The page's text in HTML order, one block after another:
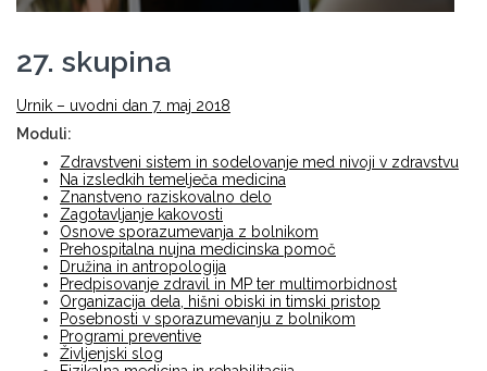
27. skupina
Urnik – uvodni dan 7. maj 2018
Moduli:
Zdravstveni sistem in sodelovanje med nivoji v zdravstvu
Na izsledkih temelječa medicina
Znanstveno raziskovalno delo
Zagotavljanje kakovosti
Osnove sporazumevanja z bolnikom
Prehospitalna nujna medicinska pomoč
Družina in antropologija
Predpisovanje zdravil in MP ter multimorbidnost
Organizacija dela, hišni obiski in timski pristop
Posebnosti v sporazumevanju z bolnikom
Programi preventive
Življenjski slog